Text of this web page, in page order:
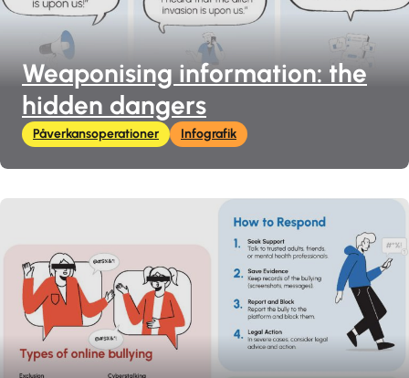
Weaponising information: the
hidden dangers
Påverkansoperationer Infografik